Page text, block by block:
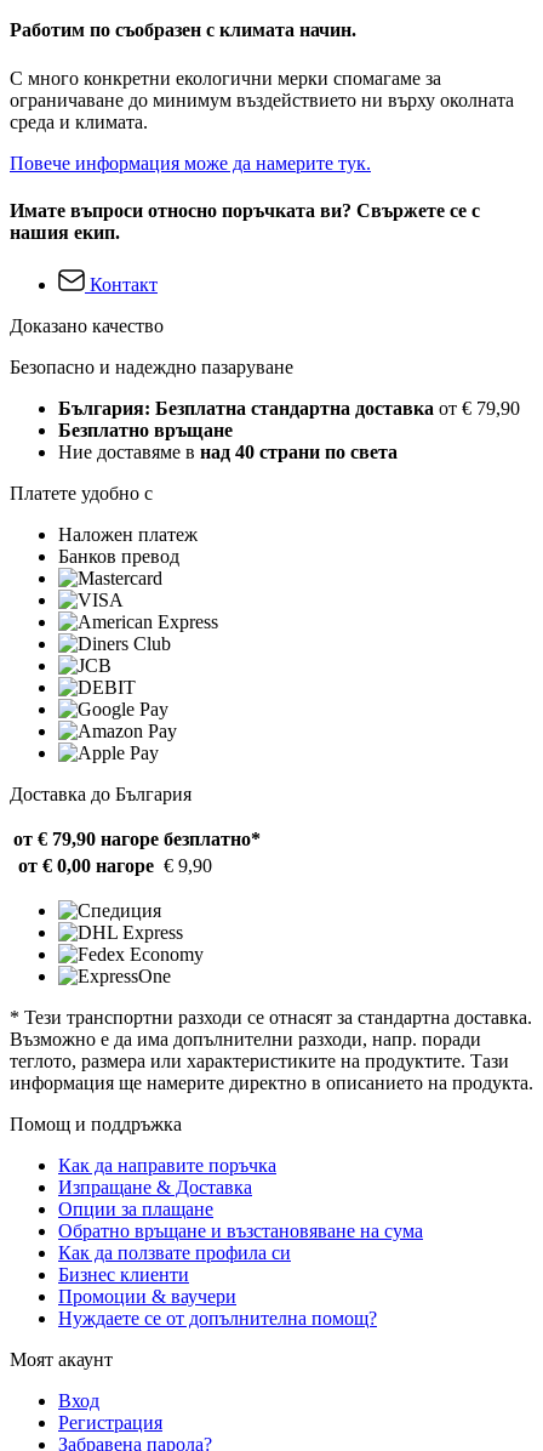
Работим по съобразен с климата начин.
С много конкретни екологични мерки спомагаме за
ограничаване до минимум въздействието ни върху околната
среда и климата.
Повече информация може да намерите тук.
Имате въпроси относно поръчката ви? Свържете се с
нашия екип.
Контакт
Доказано качество
Безопасно и надеждно пазаруване
България: Безплатна стандартна доставка от € 79,90
Безплатно връщане
Ние доставяме в над 40 страни по света
Платете удобно с
Наложен платеж
Банков превод
Доставка до България
от € 79,90 нагоре безплатно*
от € 0,00 нагоре € 9,90
* Тези транспортни разходи се отнасят за стандартна доставка.
Възможно е да има допълнителни разходи, напр. поради
теглото, размера или характеристиките на продуктите. Тази
информация ще намерите директно в описанието на продукта.
Помощ и поддръжка
Как да направите поръчка
Изпращане & Доставка
Опции за плащане
Обратно връщане и възстановяване на сума
Как да ползвате профила си
Бизнес клиенти
Промоции & ваучери
Нуждаете се от допълнителна помощ?
Моят акаунт
Вход
Регистрация
Забравена парола?